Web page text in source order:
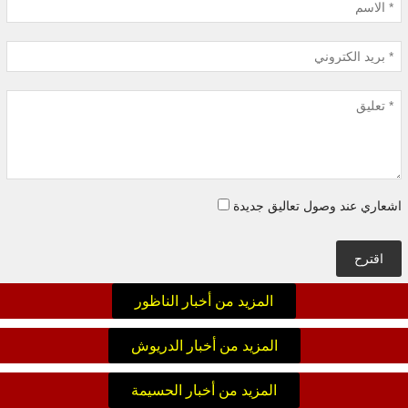
اشعاري عند وصول تعاليق جديدة
اقترح
المزيد من أخبار الناظور
المزيد من أخبار الدريوش
المزيد من أخبار الحسيمة